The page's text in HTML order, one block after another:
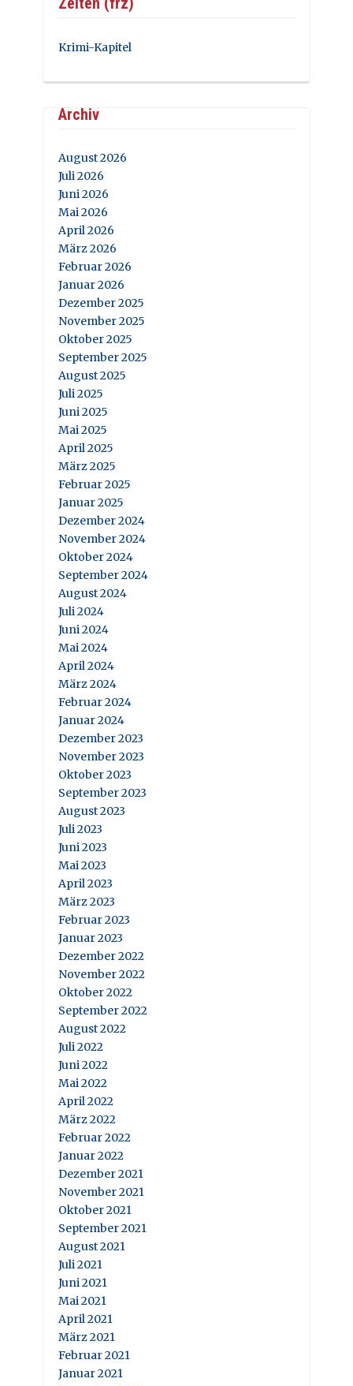
Krimi-Kapitel
Archiv
August 2026
Juli 2026
Juni 2026
Mai 2026
April 2026
März 2026
Februar 2026
Januar 2026
Dezember 2025
November 2025
Oktober 2025
September 2025
August 2025
Juli 2025
Juni 2025
Mai 2025
April 2025
März 2025
Februar 2025
Januar 2025
Dezember 2024
November 2024
Oktober 2024
September 2024
August 2024
Juli 2024
Juni 2024
Mai 2024
April 2024
März 2024
Februar 2024
Januar 2024
Dezember 2023
November 2023
Oktober 2023
September 2023
August 2023
Juli 2023
Juni 2023
Mai 2023
April 2023
März 2023
Februar 2023
Januar 2023
Dezember 2022
November 2022
Oktober 2022
September 2022
August 2022
Juli 2022
Juni 2022
Mai 2022
April 2022
März 2022
Februar 2022
Januar 2022
Dezember 2021
November 2021
Oktober 2021
September 2021
August 2021
Juli 2021
Juni 2021
Mai 2021
April 2021
März 2021
Februar 2021
Januar 2021